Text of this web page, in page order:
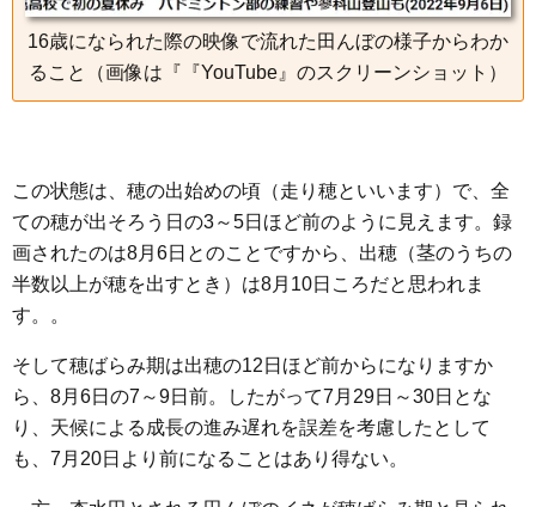
16歳になられた際の映像で流れた田んぼの様子からわか
ること（画像は『『YouTube』のスクリーンショット）
この状態は、穂の出始めの頃（走り穂といいます）で、全
ての穂が出そろう日の3～5日ほど前のように見えます。録
画されたのは8月6日とのことですから、出穂（茎のうちの
半数以上が穂を出すとき）は8月10日ころだと思われま
す。。
そして穂ばらみ期は出穂の12日ほど前からになりますか
ら、8月6日の7～9日前。したがって7月29日～30日とな
り、天候による成長の進み遅れを誤差を考慮したとして
も、7月20日より前になることはあり得ない。